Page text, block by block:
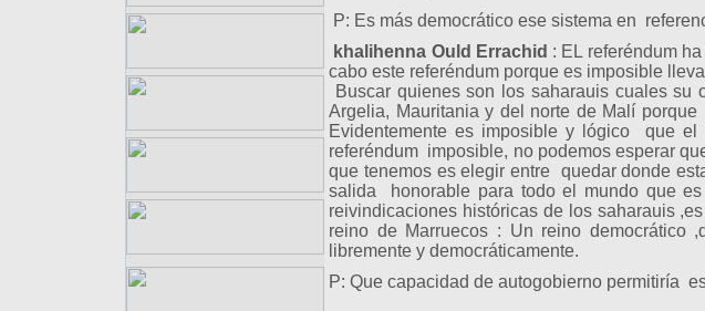
P: Es más democrático ese sistema en
khalihenna Ould Errachid : EL referéndum
cabo este referéndum porque es imposible
Buscar quienes son los saharauis cuales
Argelia, Mauritania y del norte de Malí
Evidentemente es imposible y lógico que
referéndum imposible, no podemos esperar
que tenemos es elegir entre quedar donde
salida honorable para todo el mundo que
reivindicaciones históricas de los saharauis
reino de Marruecos : Un reino democrático
libremente y democráticamente.
P: Que capacidad de autogobierno permitiría